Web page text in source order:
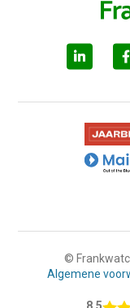
©
Algemene